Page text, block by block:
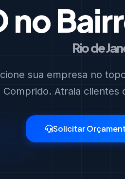
no
Rio de
sua empresa no
Comprido. Atraia clientes
Solicitar